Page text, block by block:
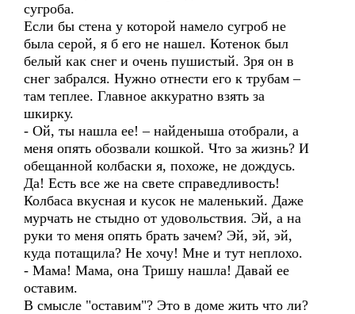
сугроба.
Если бы стена у которой намело сугроб не
была серой, я б его не нашел. Котенок был
белый как снег и очень пушистый. Зря он в
снег забрался. Нужно отнести его к трубам –
там теплее. Главное аккуратно взять за
шкирку.
- Ой, ты нашла ее! – найденыша отобрали, а
меня опять обозвали кошкой. Что за жизнь? И
обещанной колбаски я, похоже, не дождусь.
Да! Есть все же на свете справедливость!
Колбаса вкусная и кусок не маленький. Даже
мурчать не стыдно от удовольствия. Эй, а на
руки то меня опять брать зачем? Эй, эй, эй,
куда потащила? Не хочу! Мне и тут неплохо.
- Мама! Мама, она Тришу нашла! Давай ее
оставим.
В смысле "оставим"? Это в доме жить что ли?